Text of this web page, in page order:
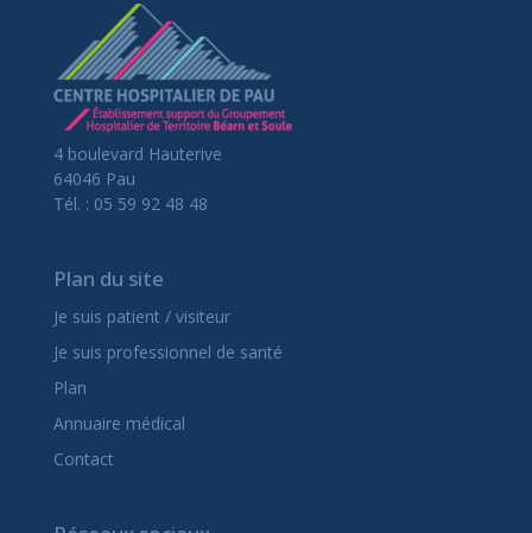
4 boulevard Hauterive
64046 Pau
Tél. : 05 59 92 48 48
Plan du site
Je suis patient / visiteur
Je suis professionnel de santé
Plan
Annuaire médical
Contact